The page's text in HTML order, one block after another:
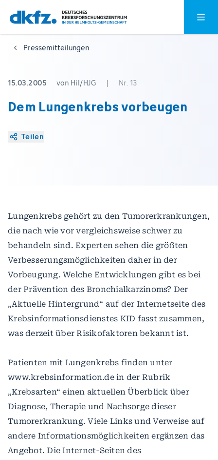
Zum
Hauptinhalt
springen
Zur
Fußzeile
springen
Pressemitteilungen
15.03.2005 von Hil/HJG | Nr. 13
Dem Lungenkrebs vorbeugen
Teilen
Lungenkrebs gehört zu den Tumorerkrankungen,
die nach wie vor vergleichsweise schwer zu
behandeln sind. Experten sehen die größten
Verbesserungsmöglichkeiten daher in der
Vorbeugung. Welche Entwicklungen gibt es bei
der Prävention des Bronchialkarzinoms? Der
„Aktuelle Hintergrund“ auf der Internetseite des
Krebsinformationsdienstes KID fasst zusammen,
was derzeit über Risikofaktoren bekannt ist.
Patienten mit Lungenkrebs finden unter
www.krebsinformation.de in der Rubrik
„Krebsarten“ einen aktuellen Überblick über
Diagnose, Therapie und Nachsorge dieser
Tumorerkrankung. Viele Links und Verweise auf
andere Informationsmöglichkeiten ergänzen das
Angebot. Die Internet-Seiten des